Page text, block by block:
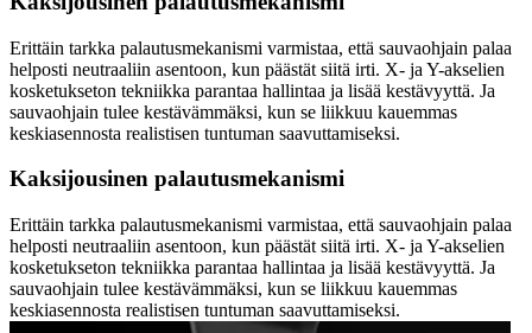
Erittäin tarkka palautusmekanismi varmistaa, että sauvaohjain palaa
helposti neutraaliin asentoon, kun päästät siitä irti. X- ja Y-akselien
kosketukseton tekniikka parantaa hallintaa ja lisää kestävyyttä. Ja
sauvaohjain tulee kestävämmäksi, kun se liikkuu kauemmas
keskiasennosta realistisen tuntuman saavuttamiseksi.
Kaksijousinen palautusmekanismi
Erittäin tarkka palautusmekanismi varmistaa, että sauvaohjain palaa
helposti neutraaliin asentoon, kun päästät siitä irti. X- ja Y-akselien
kosketukseton tekniikka parantaa hallintaa ja lisää kestävyyttä. Ja
sauvaohjain tulee kestävämmäksi, kun se liikkuu kauemmas
keskiasennosta realistisen tuntuman saavuttamiseksi.